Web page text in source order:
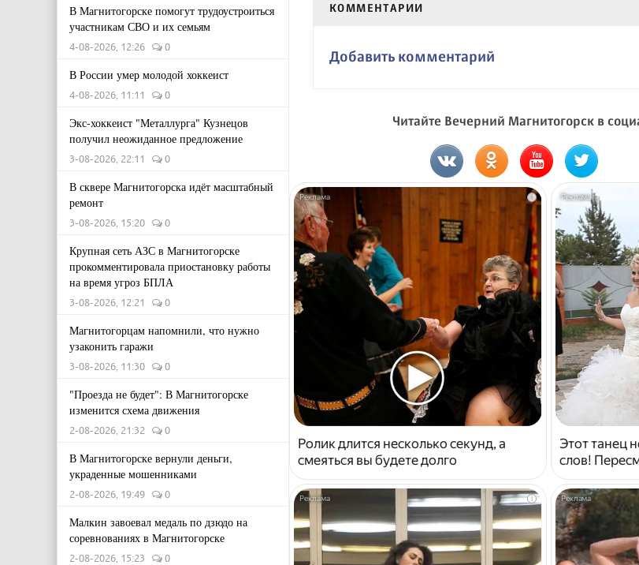
В Магнитогорске помогут трудоустроиться
участникам СВО и их семьям
4-08-2026, 12:26 0
В России умер молодой хоккеист
4-08-2026, 11:11 0
Экс-хоккеист "Металлурга" Кузнецов
получил неожиданное предложение
3-08-2026, 22:11 0
В сквере Магнитогорска идёт масштабный
ремонт
3-08-2026, 15:20 0
Крупная сеть АЗС в Магнитогорске
прокомментировала приостановку работы
на время угроз БПЛА
3-08-2026, 12:21 0
Магнитогорцам напомнили, что нужно
узаконить гаражи
3-08-2026, 11:30 0
"Проезда не будет": В Магнитогорске
изменится схема движения
2-08-2026, 21:32 0
В Магнитогорске вернули деньги,
украденные мошенниками
2-08-2026, 19:49 0
Малкин завоевал медаль по дзюдо на
соревнованиях в Магнитогорске
2-08-2026, 15:23 0
КОММЕНТАРИИ
Добавить комментарий
Читайте Вечерний Магнитогорск в
i
Ролик длится несколько секунд, а
смеяться вы будете долго
Этот танец
слов!
i